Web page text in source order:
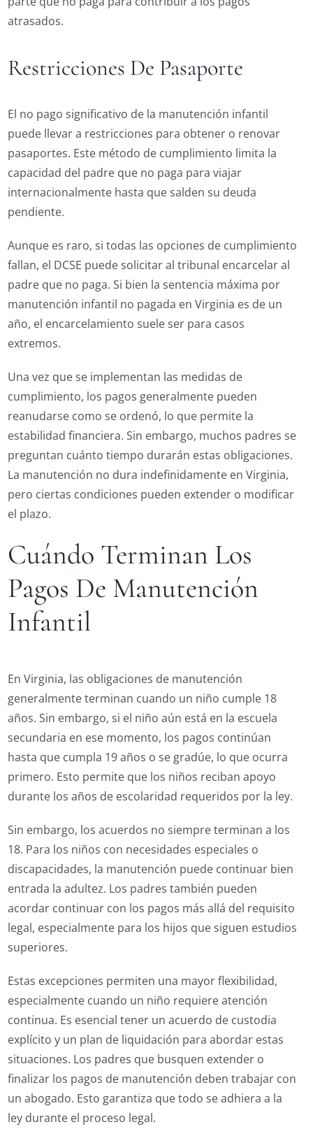
atrasados.
Restricciones De Pasaporte
El no pago significativo de la manutención infantil
puede llevar a restricciones para obtener o renovar
pasaportes. Este método de cumplimiento limita la
capacidad del padre que no paga para viajar
internacionalmente hasta que salden su deuda
pendiente.
Aunque es raro, si todas las opciones de cumplimiento
fallan, el DCSE puede solicitar al tribunal encarcelar al
padre que no paga. Si bien la sentencia máxima por
manutención infantil no pagada en Virginia es de un
año, el encarcelamiento suele ser para casos
extremos.
Una vez que se implementan las medidas de
cumplimiento, los pagos generalmente pueden
reanudarse como se ordenó, lo que permite la
estabilidad financiera. Sin embargo, muchos padres se
preguntan cuánto tiempo durarán estas obligaciones.
La manutención no dura indefinidamente en Virginia,
pero ciertas condiciones pueden extender o modificar
el plazo.
Cuándo Terminan Los
Pagos De Manutención
Infantil
En Virginia, las obligaciones de manutención
generalmente terminan cuando un niño cumple 18
años. Sin embargo, si el niño aún está en la escuela
secundaria en ese momento, los pagos continúan
hasta que cumpla 19 años o se gradúe, lo que ocurra
primero. Esto permite que los niños reciban apoyo
durante los años de escolaridad requeridos por la ley.
Sin embargo, los acuerdos no siempre terminan a los
18. Para los niños con necesidades especiales o
discapacidades, la manutención puede continuar bien
entrada la adultez. Los padres también pueden
acordar continuar con los pagos más allá del requisito
legal, especialmente para los hijos que siguen estudios
superiores.
Estas excepciones permiten una mayor flexibilidad,
especialmente cuando un niño requiere atención
continua. Es esencial tener un acuerdo de custodia
explícito y un plan de liquidación para abordar estas
situaciones. Los padres que busquen extender o
finalizar los pagos de manutención deben trabajar con
un abogado. Esto garantiza que todo se adhiera a la
ley durante el proceso legal.